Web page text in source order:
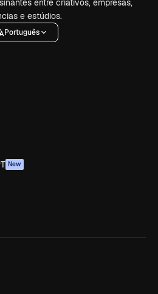
entre criativos, empresas,
e estúdios.
Português
New